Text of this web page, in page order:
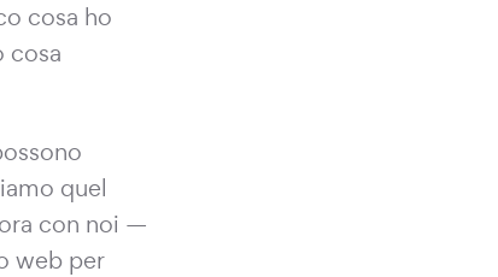
cosa ho
cosa
quel
con noi —
web per